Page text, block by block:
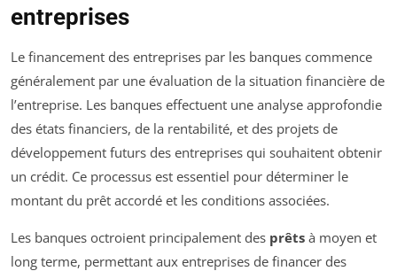
entreprises
Le financement des entreprises par les banques commence
généralement par une évaluation de la situation financière de
l’entreprise. Les banques effectuent une analyse approfondie
des états financiers, de la rentabilité, et des projets de
développement futurs des entreprises qui souhaitent obtenir
un crédit. Ce processus est essentiel pour déterminer le
montant du prêt accordé et les conditions associées.
Les banques octroient principalement des prêts à moyen et
long terme, permettant aux entreprises de financer des